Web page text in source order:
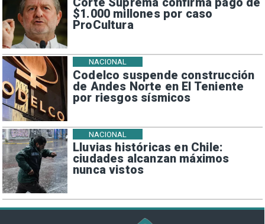
Corte Suprema confirma pago de
$1.000 millones por caso
ProCultura
Codelco suspende construcción
de Andes Norte en El Teniente
por riesgos sísmicos
NACIONAL
Lluvias históricas en Chile:
ciudades alcanzan máximos
nunca vistos
NACIONAL